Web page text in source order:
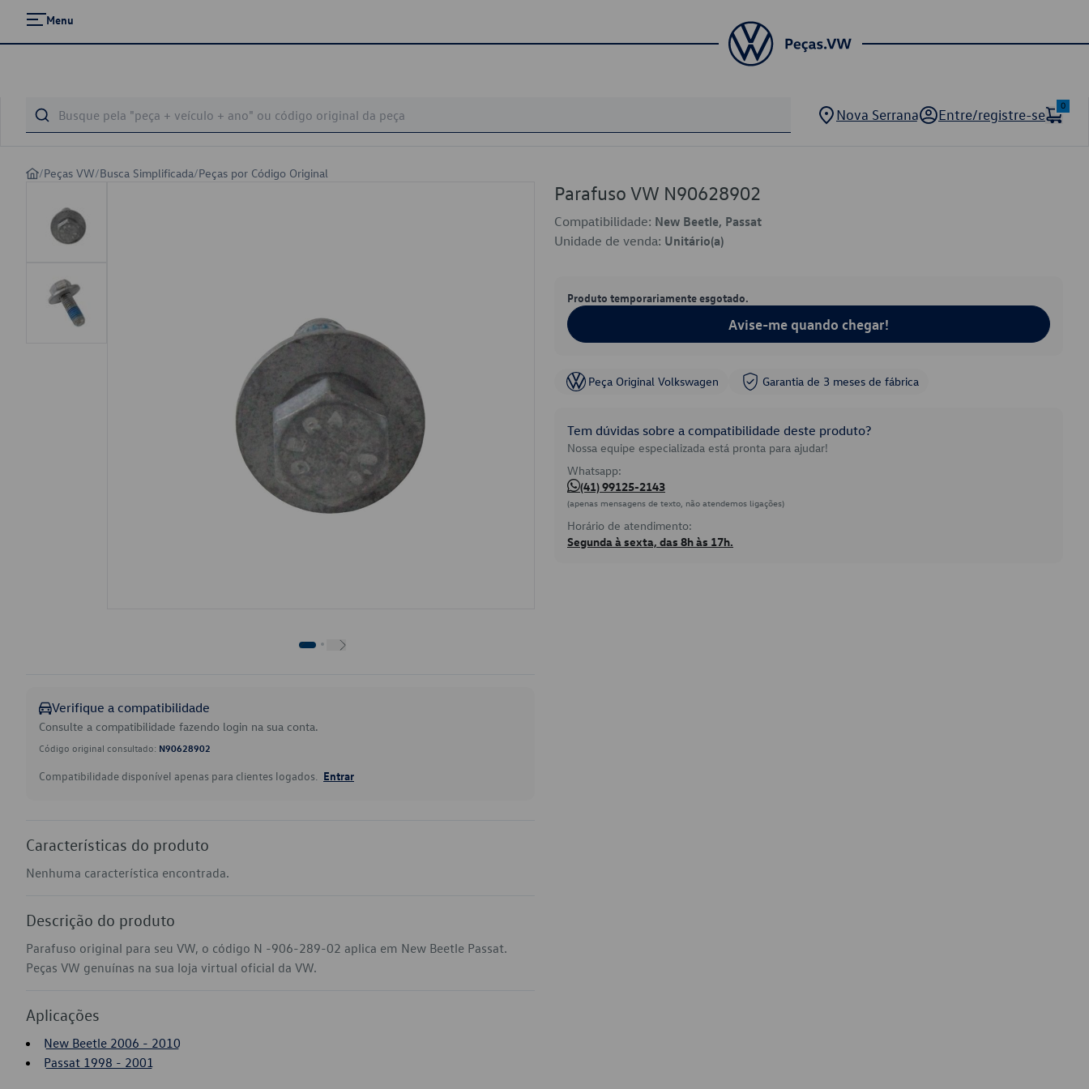
Menu
Nova Serrana Entre/registre-se
0
/Peças VW/Busca Simplificada/Peças por Código Original
Verifique a compatibilidade
Consulte a compatibilidade fazendo login na sua conta.
Código original consultado: N90628902
Compatibilidade disponível apenas para clientes logados. Entrar
Características do produto
Nenhuma característica encontrada.
Descrição do produto
Parafuso original para seu VW, o código N -906-289-02 aplica em New Beetle Passat.
Peças VW genuínas na sua loja virtual oficial da VW.
Aplicações
New Beetle 2006 - 2010
Passat 1998 - 2001
Parafuso VW N90628902
Compatibilidade: New Beetle, Passat
Unidade de venda: Unitário(a)
Produto temporariamente esgotado.
Avise-me quando chegar!
Peça Original Volkswagen Garantia de 3 meses de fábrica
Tem dúvidas sobre a compatibilidade deste produto?
Nossa equipe especializada está pronta para ajudar!
Whatsapp:
(41) 99125-2143
(apenas mensagens de texto, não atendemos ligações)
Horário de atendimento:
Segunda à sexta, das 8h às 17h.